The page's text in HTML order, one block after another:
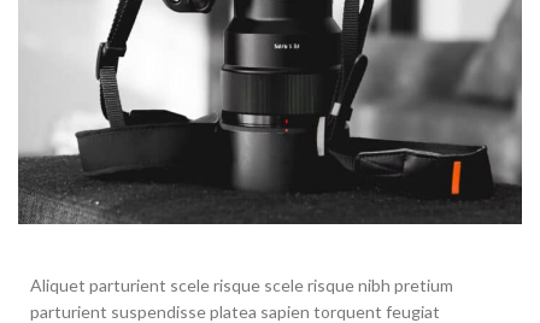
Aliquet parturient scele risque scele risque nibh pretium
parturient suspendisse platea sapien torquent feugiat